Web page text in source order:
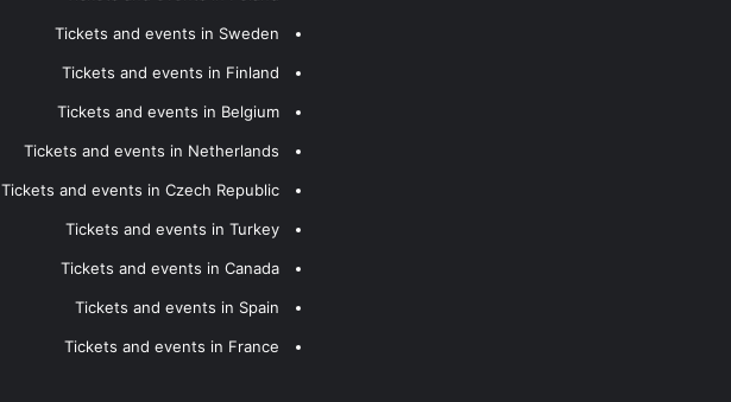
Tickets and events in Sweden
Tickets and events in Finland
Tickets and events in Belgium
Tickets and events in Netherlands
Tickets and events in Czech Republic
Tickets and events in Turkey
Tickets and events in Canada
Tickets and events in Spain
Tickets and events in France